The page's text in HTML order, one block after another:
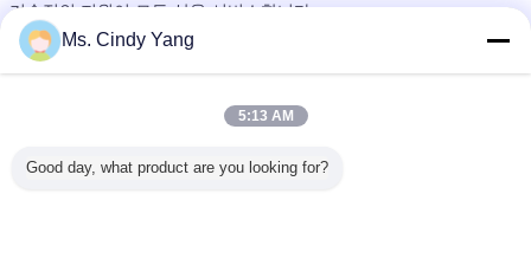
기술적인 지원이 모든 삶을 서비스합니다.
보증 동안, 기계가 문제 필요 변화 예비품을 가지면, 당신이 무료로 청
구하기 때문에 우리는 대체할 수 있습니다.
Ms. Cindy Yang
5:13 AM
Good day, what product are you looking for?